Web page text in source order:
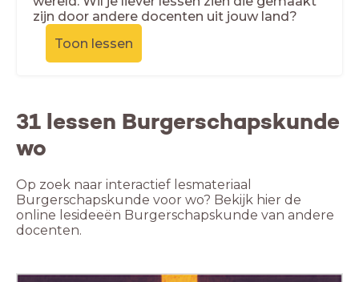
zijn door andere docenten uit jouw land?
Toon lessen
31 lessen Burgerschapskunde
wo
Op zoek naar interactief lesmateriaal
Burgerschapskunde voor wo? Bekijk hier de
online lesideeën Burgerschapskunde van andere
docenten.